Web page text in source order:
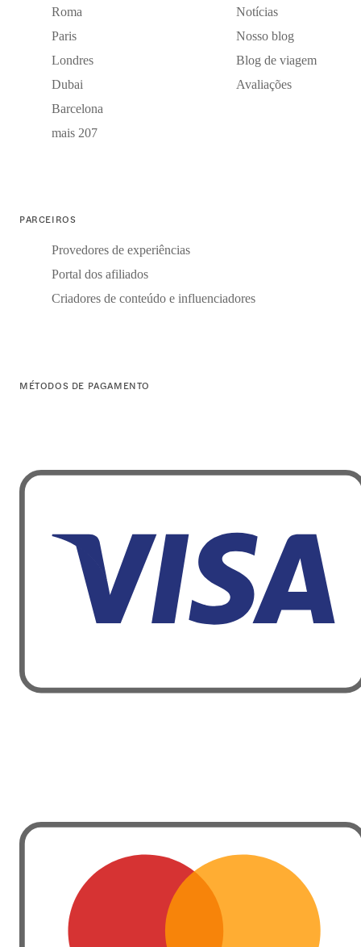
Roma
Paris
Londres
Dubai
Barcelona
mais 207
Notícias
Nosso blog
Blog de viagem
Avaliações
PARCEIROS
Provedores de experiências
Portal dos afiliados
Criadores de conteúdo e influenciadores
MÉTODOS DE PAGAMENTO